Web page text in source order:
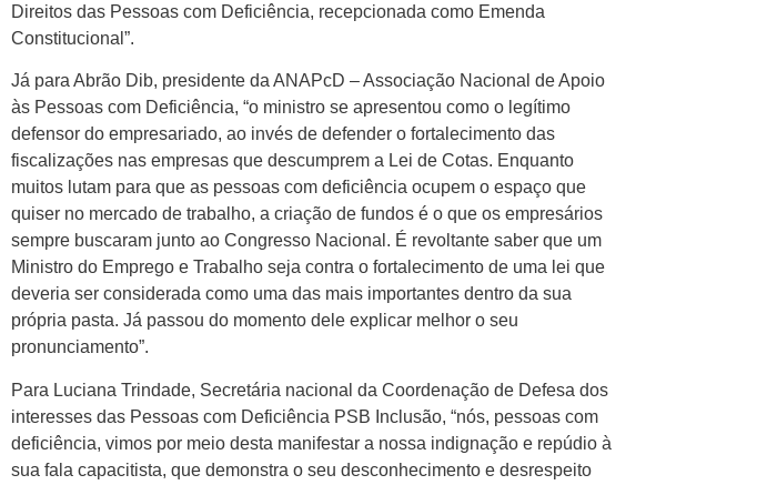
Direitos das Pessoas com Deficiência, recepcionada como Emenda
Constitucional”.
Já para Abrão Dib, presidente da ANAPcD – Associação Nacional de Apoio
às Pessoas com Deficiência, “o ministro se apresentou como o legítimo
defensor do empresariado, ao invés de defender o fortalecimento das
fiscalizações nas empresas que descumprem a Lei de Cotas. Enquanto
muitos lutam para que as pessoas com deficiência ocupem o espaço que
quiser no mercado de trabalho, a criação de fundos é o que os empresários
sempre buscaram junto ao Congresso Nacional. É revoltante saber que um
Ministro do Emprego e Trabalho seja contra o fortalecimento de uma lei que
deveria ser considerada como uma das mais importantes dentro da sua
própria pasta. Já passou do momento dele explicar melhor o seu
pronunciamento”.
Para Luciana Trindade, Secretária nacional da Coordenação de Defesa dos
interesses das Pessoas com Deficiência PSB Inclusão, “nós, pessoas com
deficiência, vimos por meio desta manifestar a nossa indignação e repúdio à
sua fala capacitista, que demonstra o seu desconhecimento e desrespeito